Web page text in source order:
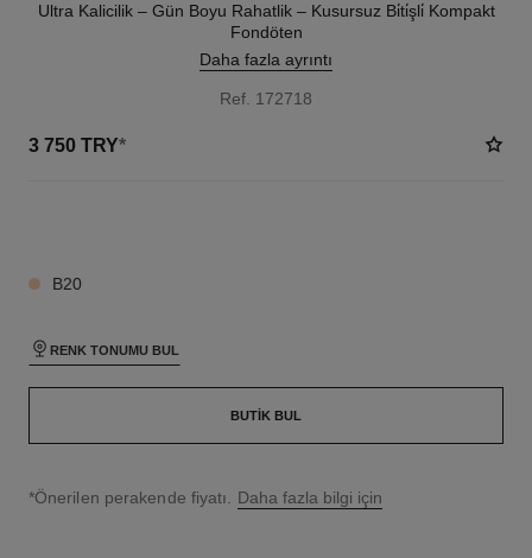
Ultra Kalicilik – Gün Boyu Rahatlik – Kusursuz Bi̇ti̇şli̇ Kompakt
Fondöten
Daha fazla ayrıntı
Ref. 172718
3 750 TRY*
B20
RENK TONUMU BUL
BUTIK BUL
↩
*Önerilen perakende fiyatı. Daha fazla bilgi için